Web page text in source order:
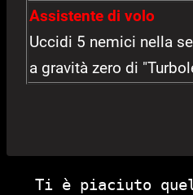
Assistente di volo
Uccidi 5 nemici nella
a gravità zero di
Ti è piaciuto